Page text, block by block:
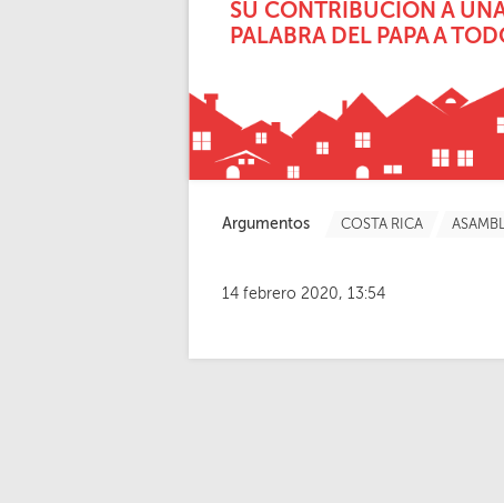
SU CONTRIBUCIÓN A
PALABRA DEL PAPA A
Argumentos COSTA RICA
14 febrero 2020, 13:54